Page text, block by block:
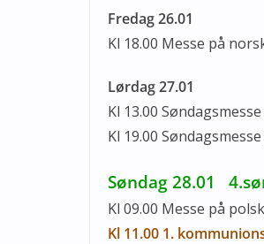
Fredag 26.01
Kl 18.00 Messe på
Lørdag 27.01
Kl 13.00
Kl 19.00
Søndag 28.01
Kl 09.00 Messe på polsk
Kl 11.00 1.